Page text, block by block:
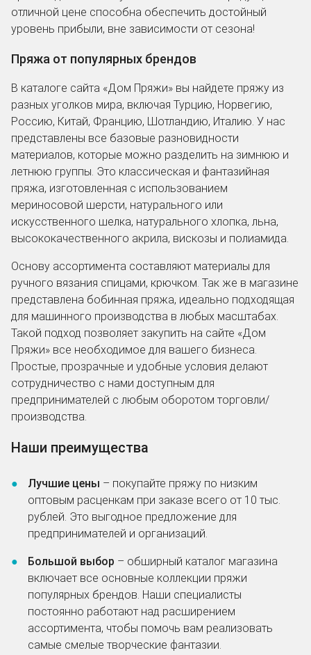
отличной цене способна обеспечить достойный
уровень прибыли, вне зависимости от сезона!
Пряжа от популярных брендов
В каталоге сайта «Дом Пряжи» вы найдете пряжу из
разных уголков мира, включая Турцию, Норвегию,
Россию, Китай, Францию, Шотландию, Италию. У нас
представлены все базовые разновидности
материалов, которые можно разделить на зимнюю и
летнюю группы. Это классическая и фантазийная
пряжа, изготовленная с использованием
мериносовой шерсти, натурального или
искусственного шелка, натурального хлопка, льна,
высококачественного акрила, вискозы и полиамида.
Основу ассортимента составляют материалы для
ручного вязания спицами, крючком. Так же в магазине
представлена бобинная пряжа, идеально подходящая
для машинного производства в любых масштабах.
Такой подход позволяет закупить на сайте «Дом
Пряжи» все необходимое для вашего бизнеса.
Простые, прозрачные и удобные условия делают
сотрудничество с нами доступным для
предпринимателей с любым оборотом торговли/
производства.
Наши преимущества
Лучшие цены – покупайте пряжу по низким
оптовым расценкам при заказе всего от 10 тыс.
рублей. Это выгодное предложение для
предпринимателей и организаций.
Большой выбор – обширный каталог магазина
включает все основные коллекции пряжи
популярных брендов. Наши специалисты
постоянно работают над расширением
ассортимента, чтобы помочь вам реализовать
самые смелые творческие фантазии.